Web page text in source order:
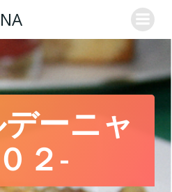
ン
テ
ン
ツ
へ
キ
ッ
プ
ーニャ
２-